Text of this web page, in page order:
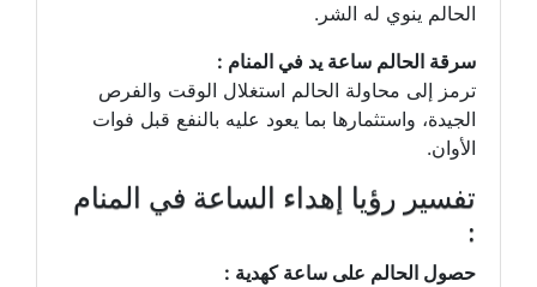
الحالم ينوي له الشر.
سرقة الحالم ساعة يد في المنام :
ترمز إلى محاولة الحالم استغلال الوقت والفرص
الجيدة، واستثمارها بما يعود عليه بالنفع قبل فوات
الأوان.
تفسير رؤيا إهداء الساعة في المنام
:
حصول الحالم على ساعة كهدية :